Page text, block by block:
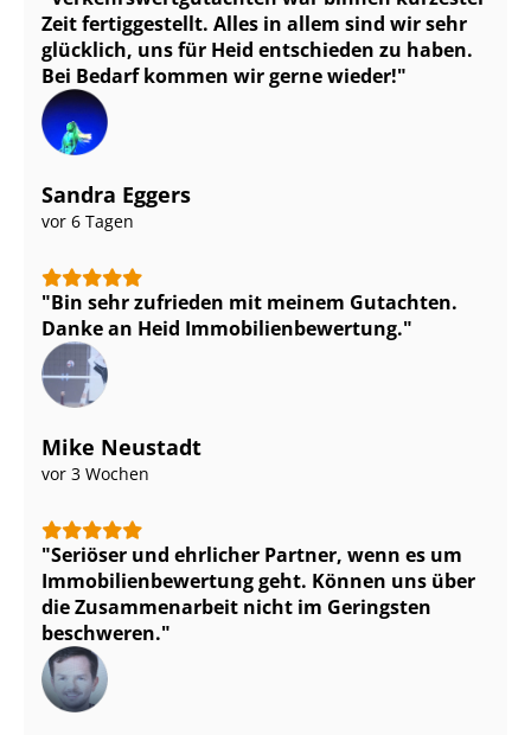
Zeit fertiggestellt. Alles in allem sind wir sehr
glücklich, uns für Heid entschieden zu haben.
Bei Bedarf kommen wir gerne wieder!
Sandra Eggers
vor 6 Tagen
Bin sehr zufrieden mit meinem Gutachten.
Danke an Heid Im­mo­bi­li­en­be­wer­tung.
Mike Neustadt
vor 3 Wochen
Seriöser und ehrlicher Partner, wenn es um
Im­mo­bi­li­en­be­wer­tung geht. Können uns über
die Zusammenarbeit nicht im Geringsten
beschweren.